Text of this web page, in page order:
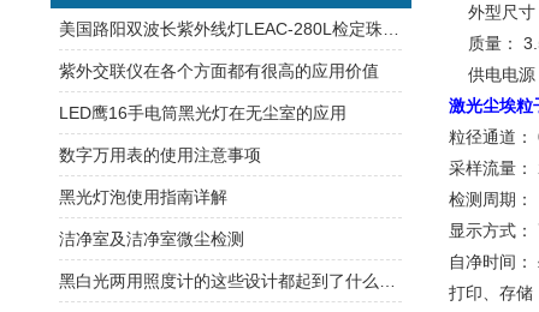
外型尺寸
质量：
供电电源
激光尘埃粒
粒径通道：
采样流量
检测周期：
显示方式：
自净时间：
打印、存储
紫外交联仪在各个方面都有很高的应用价值
LED鹰16手电筒黑光灯在无尘室的应用
数字万用表的使用注意事项
黑光灯泡使用指南详解
洁净室及洁净室微尘检测